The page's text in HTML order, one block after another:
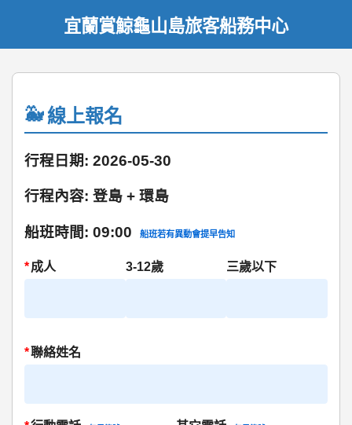
宜蘭賞鯨龜山島旅客船務中心
線上報名
行程日期: 2026-05-30
行程內容: 登島 + 環島
船班時間: 09:00 船班若有異動會提早告知
*成人 3-12歲 三歲以下
*聯絡姓名